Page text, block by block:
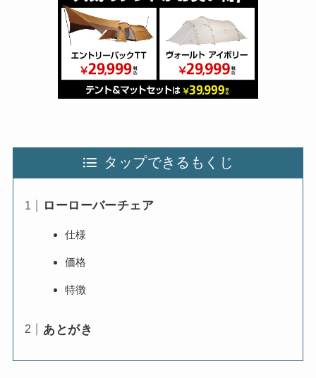
タップできるもくじ
ローローバーチェア
仕様
価格
特徴
あとがき